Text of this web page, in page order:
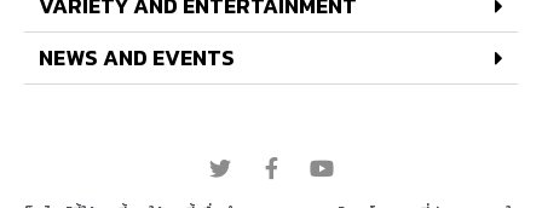
NEWS AND EVENTS